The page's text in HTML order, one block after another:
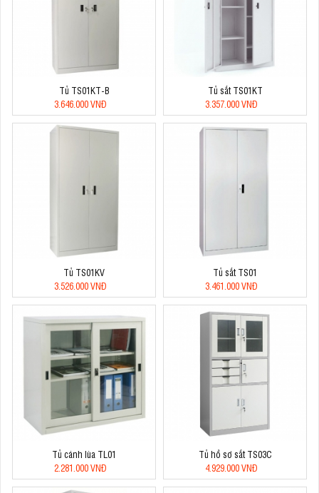
Tủ TS01KT-B
3.646.000 VNĐ
Tủ sắt TS01KT
3.357.000 VNĐ
Tủ TS01KV
3.526.000 VNĐ
Tủ sắt TS01
3.461.000 VNĐ
Tủ cánh lùa TL01
2.281.000 VNĐ
Tủ hồ sơ sắt TS03C
4.929.000 VNĐ